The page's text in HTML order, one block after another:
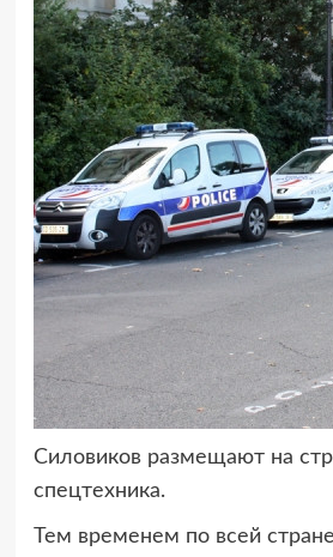
Силовиков размещают на
спецтехника.
Тем временем по всей